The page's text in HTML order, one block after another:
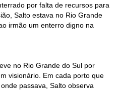
por falta de recursos para
Salto estava no Rio Grande
irmão um enterro digno na
no Rio Grande do Sul por
visionário. Em cada porto que
passava, Salto observa